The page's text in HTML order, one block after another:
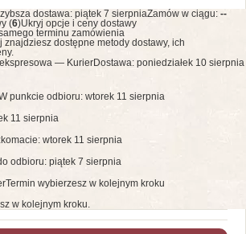
dostawa: piątek 7 sierpniaZamów w ciągu: --
(6)Ukryj opcje i ceny dostawy
terminu zamówienia
znajdziesz dostępne metody dostawy, ich
— KurierDostawa: poniedziałek 10 sierpnia
punkcie odbioru: wtorek 11 sierpnia
11 sierpnia
wtorek 11 sierpnia
odbioru: piątek 7 sierpnia
Termin wybierzesz w kolejnym kroku
w kolejnym kroku.